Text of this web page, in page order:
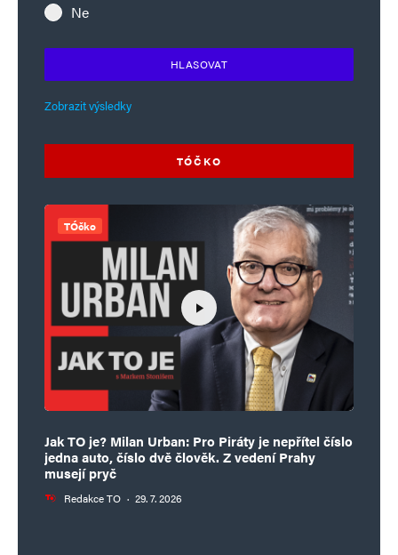
Ne
HLASOVAT
Zobrazit výsledky
TÓČKO
TÓčko
Jak TO je? Milan Urban: Pro Piráty je nepřítel číslo
jedna auto, číslo dvě člověk. Z vedení Prahy
musejí pryč
Redakce TO · 29. 7. 2026